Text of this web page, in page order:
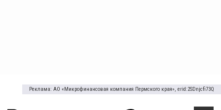
Реклама: АО «Микрофинансовая компания Пермского края», erid:2SDnjcfi73Q